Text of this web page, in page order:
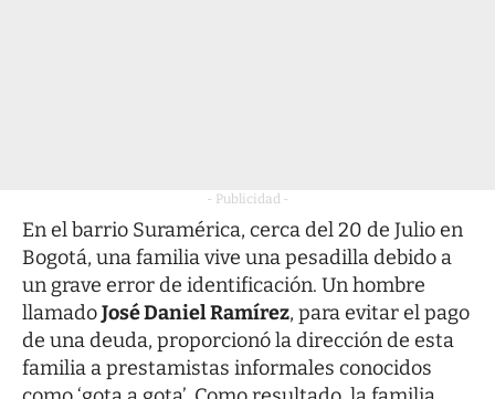
- Publicidad -
En el barrio Suramérica, cerca del 20 de Julio en
Bogotá, una familia vive una pesadilla debido a
un grave error de identificación. Un hombre
llamadoJosé Daniel Ramírez, para evitar el pago
de una deuda, proporcionó la dirección de esta
familia a prestamistas informales conocidos